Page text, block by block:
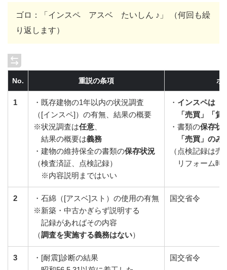
ゴロ：「インスペ アスベ たいしん ♪」 （何回も繰
り返します）
No. 重説の条項 ポ
1
・既存建物の1年以内の状況調査
（[インスペ]）の有無、結果の概要
※状況調査は任意
結果の概要は義務
・建物の維持保全の書類の保存状況
（検査済証、点検記録）
※内容説明まではいい
・ インスペは
「売買」「賃
・書類の保存状
「売買」のみ
（点検記録は売
リフォーム時
2
・石綿（[アスベ]スト）の使用の有無
※新築・中古かぎらず説明する
記録があればその内容
（調査を実施する義務はない）
国交省令
3
・[耐震]診断の結果
国交省令